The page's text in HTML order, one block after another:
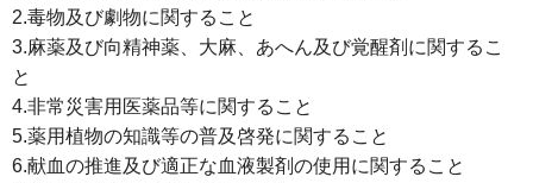
2.毒物及び劇物に関すること
3.麻薬及び向精神薬、大麻、あへん及び覚醒剤に関するこ
と
4.非常災害用医薬品等に関すること
5.薬用植物の知識等の普及啓発に関すること
6.献血の推進及び適正な血液製剤の使用に関すること